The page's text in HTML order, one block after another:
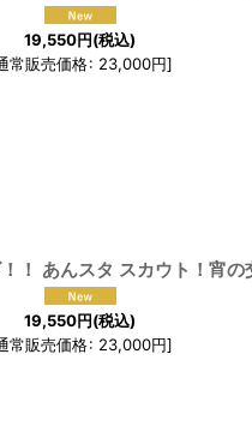
19,550円(税込)
常販売価格: 23,000円]
19,550円(税込)
常販売価格: 23,000円]